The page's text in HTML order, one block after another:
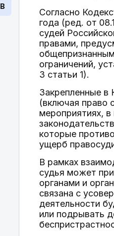
Согласно
года (ред. от
судей
правами,
ограничений,
3 статьи 1).
Закрепленные в
(включая право
мероприятиях,
которые
ущерб
В рамках
судья может
органами и
связана с
деятельности
или подрывать